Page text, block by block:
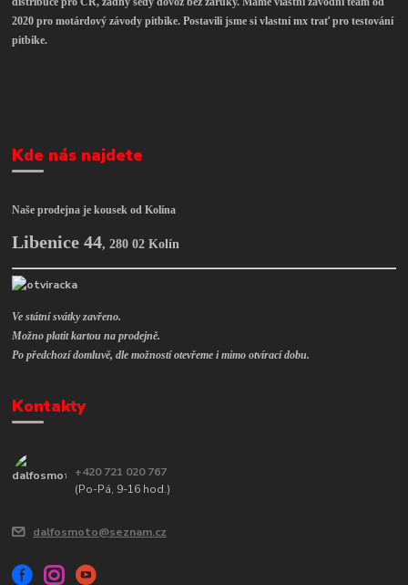
2020 pro motárdový závody pitbike. Postavili jsme si vlastní mx trať pro testování
pitbike.
Kde nás najdete
Naše prodejna je kousek od Kolína
Libenice 44,280 02 Kolín
Ve státní svátky zavřeno.
Možno platit kartou na prodejně.
Po předchozí domluvě, dle možností otevřeme i mimo otvírací dobu.
Kontakty
+420 721 020 767
(Po-Pá, 9-16 hod.)
dalfosmoto@seznam.cz